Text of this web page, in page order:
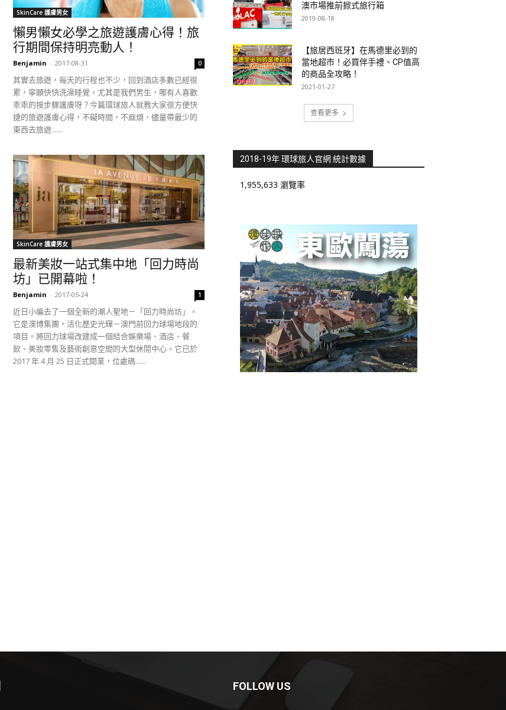
SkinCare 護膚男女
懶男懶女必學之旅遊護膚心得！旅
行期間保持明亮動人！
Benjamin - 2017-08-31 0
其實去旅遊，每天的行程也不少，回到酒店多數已經很
累，寧願快快洗澡睡覺。尤其是我們男生，哪有人喜歡
乖乖的按步驟護膚呀？今篇環球旅人就教大家很方便快
捷的旅遊護膚心得，不礙時間，不麻煩，儘量帶最少的
東西去旅遊......
SkinCare 護膚男女
最新美妝一站式集中地「回力時尚
坊」已開幕啦！
Benjamin - 2017-05-24 1
近日小編去了一個全新的潮人聖地－「回力時尚坊」。
它是澳博集團，活化歷史光輝－澳門前回力球場地段的
項目。將回力球場改建成一個結合娛樂場、酒店、餐
飲、美妝零售及藝術創意空間的大型休閒中心。它已於
2017 年 4 月 25 日正式開業，位處碼......
澳市場推前掀式旅行箱
2019-08-18
【旅居西班牙】在馬德里必到的
當地超市！必買伴手禮、CP值高
的商品全攻略！
2021-01-27
查看更多
2018-19年 環球旅人官網 統計數據
1,955,633 瀏覽率
FOLLOW US